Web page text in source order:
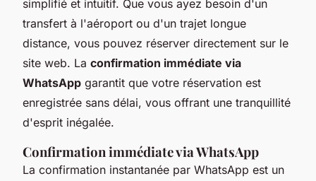
simplifié et intuitif. Que vous ayez besoin d'un
transfert à l'aéroport ou d'un trajet longue
distance, vous pouvez réserver directement sur le
site web. La confirmation immédiate via
WhatsApp garantit que votre réservation est
enregistrée sans délai, vous offrant une tranquillité
d'esprit inégalée.
Confirmation immédiate via WhatsApp
La confirmation instantanée par WhatsApp est un